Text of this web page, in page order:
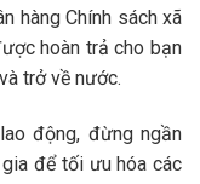
hàng Chính sách xã
hoàn trả cho bạn
trở về nước.
động, đừng ngần
để tối ưu hóa các